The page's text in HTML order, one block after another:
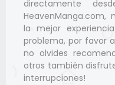
directamente
HeavenManga.com,
la mejor
problema, por favor
no olvides
otros también
interrupciones!